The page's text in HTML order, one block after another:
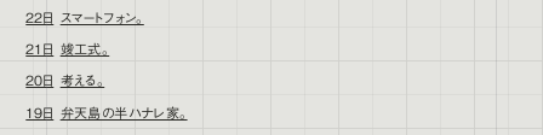
22日 スマートフォン。
21日 竣工式。
20日 考える。
19日 弁天島の半ハナレ家。